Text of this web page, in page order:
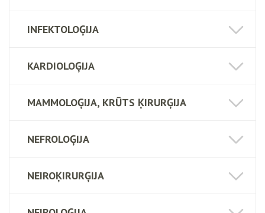
INFEKTOLOĢIJA
KARDIOLOĢIJA
MAMMOLOĢIJA, KRŪTS ĶIRURĢIJA
NEFROLOĢIJA
NEIROĶIRURĢIJA